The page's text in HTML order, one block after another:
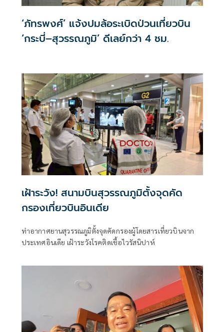
‘ภัทรพงศ์’ แจ้งปมล้อระเบิดป่วนเที่ยวบิน
‘กระบี่–สุวรรณภูมิ’ ดีเลย์กว่า 4 ชม.
เฝ้าระวัง! สนามบินสุวรรณภูมิตั้งจุดคัด
กรองเที่ยวบินอินเดีย
ท่าอากาศยานสุวรรณภูมิตั้งจุดคัดกรองผู้โดยสารเที่ยวบินจาก
ประเทศอินเดีย เฝ้าระวังโรคติดเชื้อไวรัสนิปาห์